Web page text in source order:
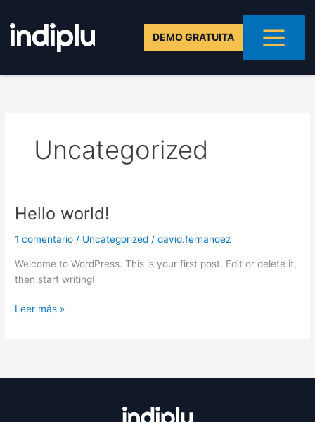
contenido
DEMO GRATUITA
Uncategorized
Hello world!
1 comentario / Uncategorized /david.fernandez
Welcome to WordPress. This is your first post. Edit or delete it,
then start writing!
Hello
Leer más »